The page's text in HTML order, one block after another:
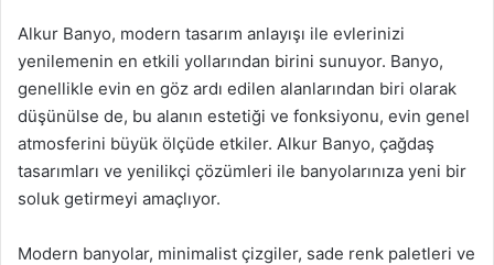
Alkur Banyo, modern tasarım anlayışı ile evlerinizi
yenilemenin en etkili yollarından birini sunuyor. Banyo,
genellikle evin en göz ardı edilen alanlarından biri olarak
düşünülse de, bu alanın estetiği ve fonksiyonu, evin genel
atmosferini büyük ölçüde etkiler. Alkur Banyo, çağdaş
tasarımları ve yenilikçi çözümleri ile banyolarınıza yeni bir
soluk getirmeyi amaçlıyor.
Modern banyolar, minimalist çizgiler, sade renk paletleri ve